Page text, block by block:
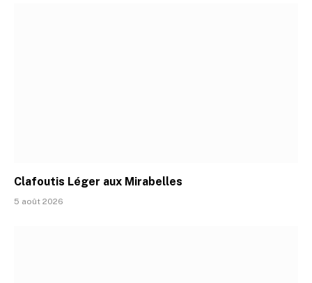
Clafoutis Léger aux Mirabelles
5 août 2026